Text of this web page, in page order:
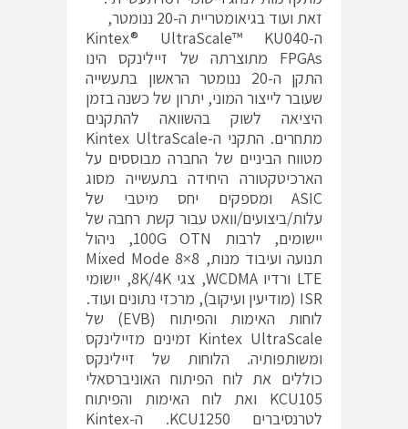
זאת ועוד בגיאומטריית ה-20 ננומטר,
ה-Kintex® UltraScale™ KU040
FPGAs מתוצרתה של זיילינקס הינו
התקן ה-20 ננומטר הראשון בתעשייה
שעובר לייצור המוני, יתרון של כשנה בזמן
היציאה לשוק בהשוואה להתקנים
מתחרים. התקני ה-Kintex UltraScale
מטווח הביניים של החברה מבוססים על
הארכיטקטורה היחידה בתעשייה מסוג
ASIC ומספקים יחס מיטבי של
עלות/ביצועים/וואט עבור קשת רחבה של
יישומים, לרבות 100G OTN, ניהול
תנועה ועיבוד מנות, 8×8 Mixed Mode
LTE ורדיו WCDMA, צגי 8K/4K, יישומי
ISR (מודיעין ועיקוב), מרכזי נתונים ועוד.
לוחות האימות והפיתוח (EVB) של
Kintex UltraScale זמינים מזיילינקס
ומשותפותיה. הלוחות של זיילינקס
כוללים את לוח הפיתוח האוניברסאלי
KCU105 ואת לוח האימות והפיתוח
לטרנסיברים KCU1250. ה-Kintex